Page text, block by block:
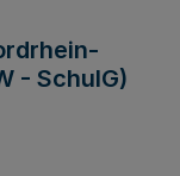
- SchulG)